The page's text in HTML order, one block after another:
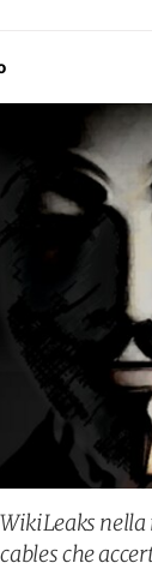
che